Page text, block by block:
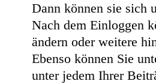
Dann können sie sich
Nach dem Einloggen
ändern oder weitere
Ebenso können Sie
unter jedem Ihrer